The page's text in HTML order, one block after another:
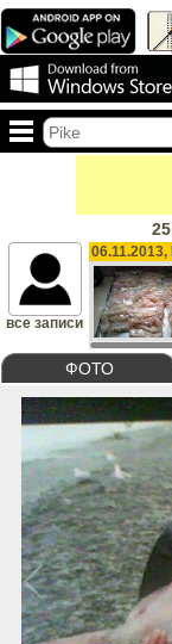
ФОТО
все записи